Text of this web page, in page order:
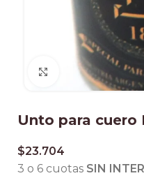
Clic para
Unto para cuero
$23.704
3 o 6 cuotas SIN